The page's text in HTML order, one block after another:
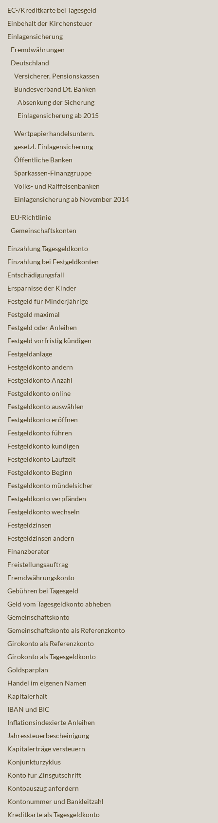
EC-/Kreditkarte bei Tagesgeld
Einbehalt der Kirchensteuer
Einlagensicherung
Fremdwährungen
Deutschland
Versicherer, Pensionskassen
Bundesverband Dt. Banken
Absenkung der Sicherung
Einlagensicherung ab 2015
Wertpapierhandelsuntern.
gesetzl. Einlagensicherung
Öffentliche Banken
Sparkassen-Finanzgruppe
Volks- und Raiffeisenbanken
Einlagensicherung ab November 2014
EU-Richtlinie
Gemeinschaftskonten
Einzahlung Tagesgeldkonto
Einzahlung bei Festgeldkonten
Entschädigungsfall
Ersparnisse der Kinder
Festgeld für Minderjährige
Festgeld maximal
Festgeld oder Anleihen
Festgeld vorfristig kündigen
Festgeldanlage
Festgeldkonto ändern
Festgeldkonto Anzahl
Festgeldkonto online
Festgeldkonto auswählen
Festgeldkonto eröffnen
Festgeldkonto führen
Festgeldkonto kündigen
Festgeldkonto Laufzeit
Festgeldkonto Beginn
Festgeldkonto mündelsicher
Festgeldkonto verpfänden
Festgeldkonto wechseln
Festgeldzinsen
Festgeldzinsen ändern
Finanzberater
Freistellungsauftrag
Fremdwährungskonto
Gebühren bei Tagesgeld
Geld vom Tagesgeldkonto abheben
Gemeinschaftskonto
Gemeinschaftskonto als Referenzkonto
Girokonto als Referenzkonto
Girokonto als Tagesgeldkonto
Goldsparplan
Handel im eigenen Namen
Kapitalerhalt
IBAN und BIC
Inflationsindexierte Anleihen
Jahressteuerbescheinigung
Kapitalerträge versteuern
Konjunkturzyklus
Konto für Zinsgutschrift
Kontoauszug anfordern
Kontonummer und Bankleitzahl
Kreditkarte als Tagesgeldkonto